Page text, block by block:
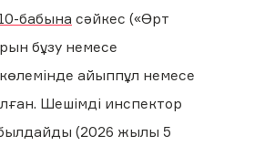
бабына сәйкес («Өрт
бұзу немесе
айыппұл немесе
Шешімді инспектор
(2026 жылы 5